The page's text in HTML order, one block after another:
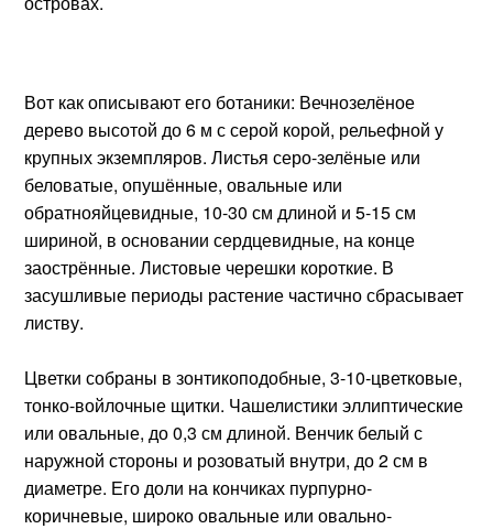
Вот как описывают его ботаники: Вечнозелёное
дерево высотой до 6 м с серой корой, рельефной у
крупных экземпляров. Листья серо-зелёные или
беловатые, опушённые, овальные или
обратнояйцевидные, 10-30 см длиной и 5-15 см
шириной, в основании сердцевидные, на конце
заострённые. Листовые черешки короткие. В
засушливые периоды растение частично сбрасывает
листву.
Цветки собраны в зонтикоподобные, 3-10-цветковые,
тонко-войлочные щитки. Чашелистики эллиптические
или овальные, до 0,3 см длиной. Венчик белый с
наружной стороны и розоватый внутри, до 2 см в
диаметре. Его доли на кончиках пурпурно-
коричневые, широко овальные или овально-